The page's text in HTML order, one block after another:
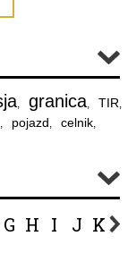
, granica, TIR,
, pojazd, celnik,
G H I J K L